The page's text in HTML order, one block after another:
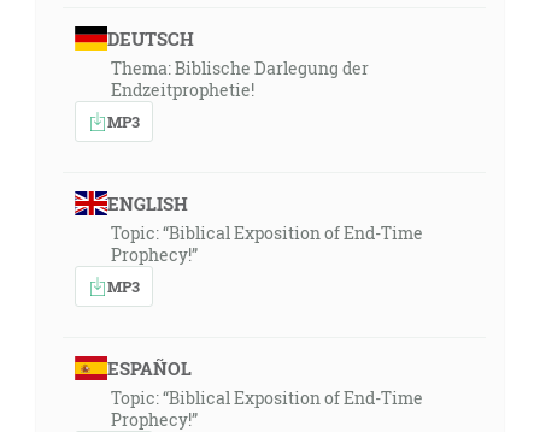
DEUTSCH
Thema: Biblische Darlegung der
Endzeitprophetie!
MP3
ENGLISH
Topic: “Biblical Exposition of End-Time
Prophecy!”
MP3
ESPAÑOL
Topic: “Biblical Exposition of End-Time
Prophecy!”